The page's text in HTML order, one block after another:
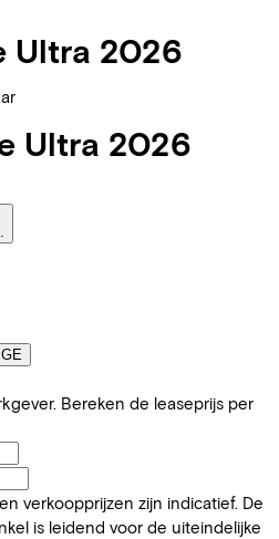
Ultra 2026
Ultra 2026
Bereken de leaseprijs per
verkoopprijzen zijn indicatief. De
is leidend voor de uiteindelijke